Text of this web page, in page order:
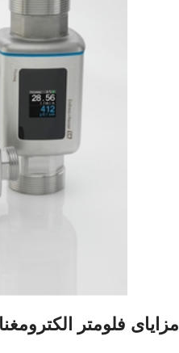
مزایای فلومتر